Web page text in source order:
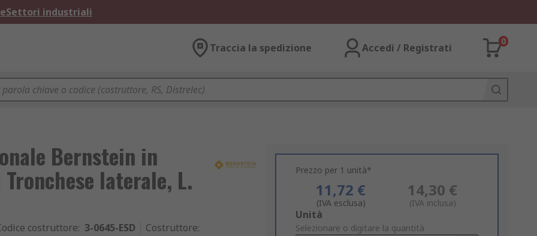
Settori industriali
Traccia la spedizione Accedi / Registrati
0
Bernstein in
laterale, L.
costruttore: 3-0645-ESD Costruttore:
Prezzo per 1 unità*
11,72 €
(IVA esclusa)
14,30 €
(IVA inclusa)
Add
to
Unità
Selezionare o digitare la quantità